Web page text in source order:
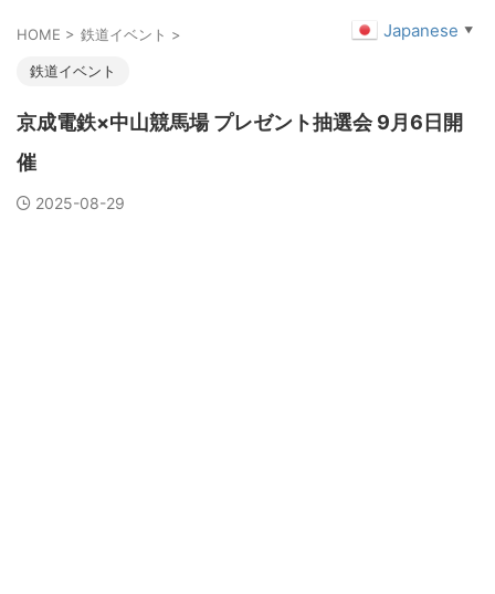
HOME > 鉄道イベント >
鉄道イベント
京成電鉄×中山競馬場 プレゼント抽選会 9月6日開
催
2025-08-29
Japanese ▼